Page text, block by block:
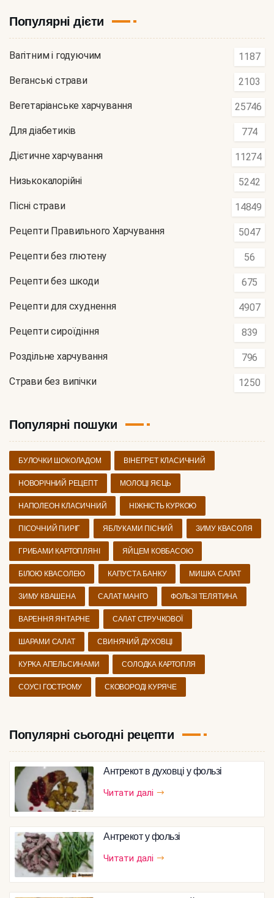
Популярні дієти
Вагітним і годуючим 1187
Веганські страви 2103
Вегетаріанське харчування 25746
Для діабетиків 774
Дієтичне харчування 11274
Низькокалорійні 5242
Пісні страви 14849
Рецепти Правильного Харчування 5047
Рецепти без глютену 56
Рецепти без шкоди 675
Рецепти для схуднення 4907
Рецепти сироїдіння 839
Роздільне харчування 796
Страви без випічки 1250
Популярні пошуки
БУЛОЧКИ ШОКОЛАДОМ ВІНЕГРЕТ КЛАСИЧНИЙ
НОВОРІЧНИЙ РЕЦЕПТ МОЛОЦІ ЯЄЦЬ
НАПОЛЕОН КЛАСИЧНИЙ НІЖНІСТЬ КУРКОЮ
ПІСОЧНИЙ ПИРІГ ЯБЛУКАМИ ПІСНИЙ ЗИМУ КВАСОЛЯ
ГРИБАМИ КАРТОПЛЯНІ ЯЙЦЕМ КОВБАСОЮ
БІЛОЮ КВАСОЛЕЮ КАПУСТА БАНКУ МИШКА САЛАТ
ЗИМУ КВАШЕНА САЛАТ МАНГО ФОЛЬЗІ ТЕЛЯТИНА
ВАРЕННЯ ЯНТАРНЕ САЛАТ СТРУЧКОВОЇ
ШАРАМИ САЛАТ СВИНЯЧИЙ ДУХОВЦІ
КУРКА АПЕЛЬСИНАМИ СОЛОДКА КАРТОПЛЯ
СОУСІ ГОСТРОМУ СКОВОРОДІ КУРЯЧЕ
Популярні сьогодні рецепти
Антрекот в духовці у фользі
Читати далі
Антрекот у фользі
Читати далі